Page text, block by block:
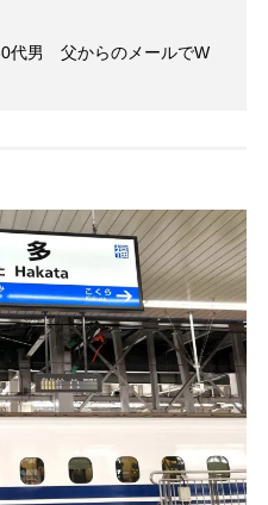
代男 父からのメールでW